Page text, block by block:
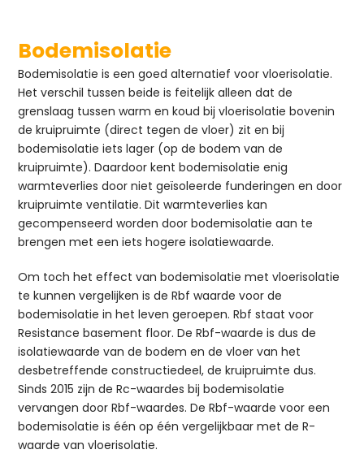
Bodemisolatie
Bodemisolatie is een goed alternatief voor vloerisolatie.
Het verschil tussen beide is feitelijk alleen dat de
grenslaag tussen warm en koud bij vloerisolatie bovenin
de kruipruimte (direct tegen de vloer) zit en bij
bodemisolatie iets lager (op de bodem van de
kruipruimte). Daardoor kent bodemisolatie enig
warmteverlies door niet geïsoleerde funderingen en door
kruipruimte ventilatie. Dit warmteverlies kan
gecompenseerd worden door bodemisolatie aan te
brengen met een iets hogere isolatiewaarde.
Om toch het effect van bodemisolatie met vloerisolatie
te kunnen vergelijken is de Rbf waarde voor de
bodemisolatie in het leven geroepen. Rbf staat voor
Resistance basement floor. De Rbf-waarde is dus de
isolatiewaarde van de bodem en de vloer van het
desbetreffende constructiedeel, de kruipruimte dus.
Sinds 2015 zijn de Rc-waardes bij bodemisolatie
vervangen door Rbf-waardes. De Rbf-waarde voor een
bodemisolatie is één op één vergelijkbaar met de R-
waarde van vloerisolatie.